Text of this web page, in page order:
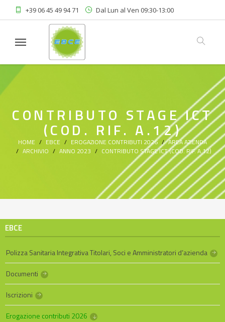
+39 06 45 49 94 71 Dal Lun al Ven 09:30-13:00
CONTRIBUTO STAGE ICT
(COD. RIF. A.12)
HOME EBCE EROGAZIONE CONTRIBUTI 2026
AREA AZIENDA
ARCHIVIO
ANNO 2023 CONTRIBUTO STAGE ICT (COD. RIF. A.12)
EBCE
Polizza Sanitaria Integrativa Titolari, Soci e Amministratori d’azienda
Documenti
Iscrizioni
Erogazione contributi 2026